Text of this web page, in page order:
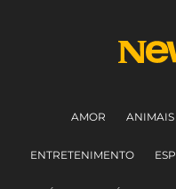
AMOR ANIMAIS
ENTRETENIMENTO